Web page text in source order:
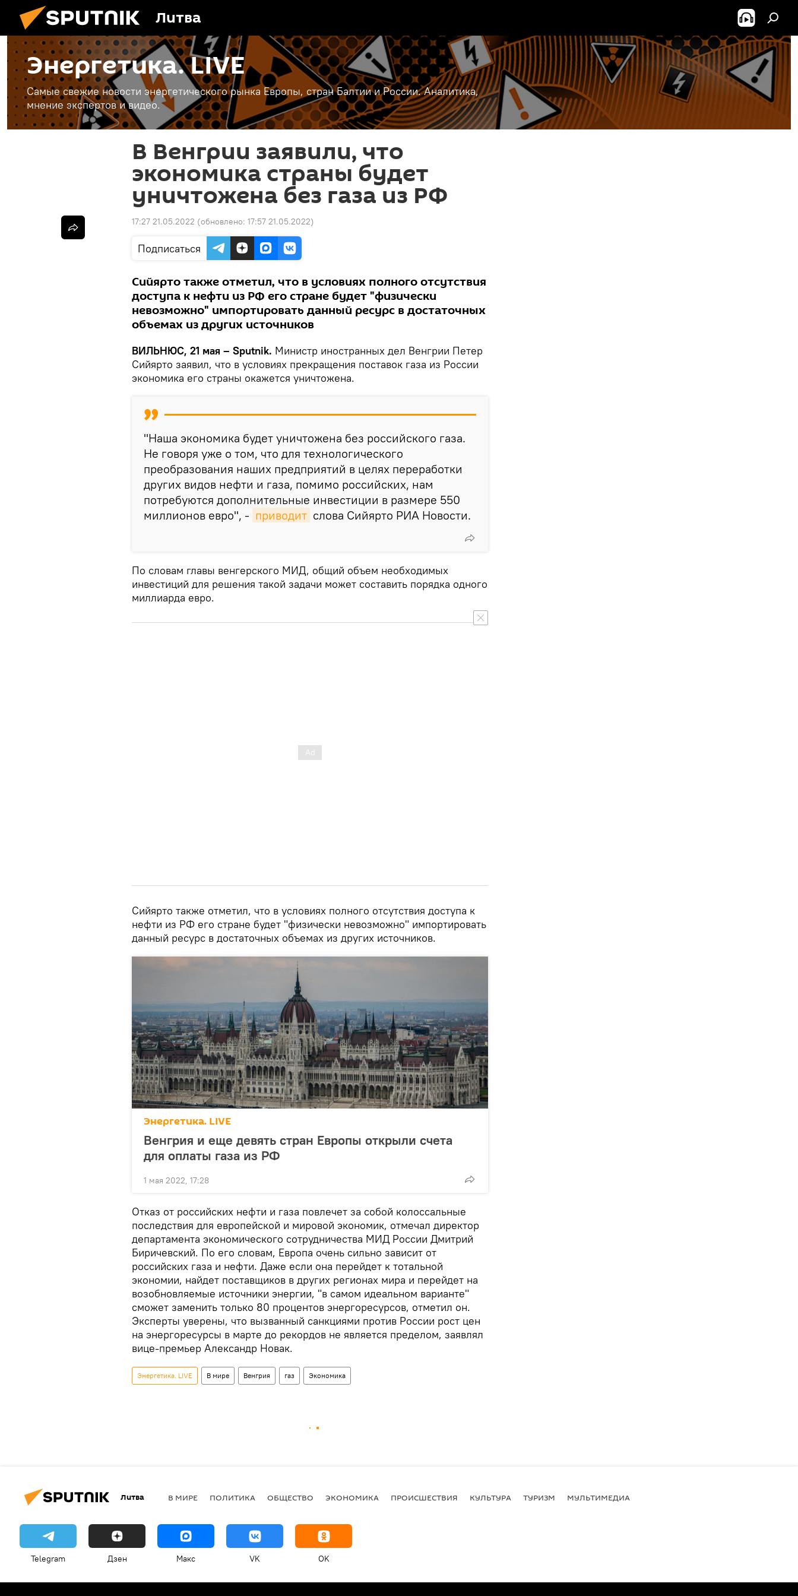
Литва
Энергетика. LIVE
Самые свежие новости энергетического рынка Европы, стран Балтии и России. Аналитика,
мнение экспертов и видео.
В Венгрии заявили, что
экономика страны будет
уничтожена без газа из РФ
17:27 21.05.2022 (обновлено: 17:57 21.05.2022)
Подписаться
Сийярто также отметил, что в условиях полного отсутствия
доступа к нефти из РФ его стране будет "физически
невозможно" импортировать данный ресурс в достаточных
объемах из других источников
ВИЛЬНЮС, 21 мая – Sputnik. Министр иностранных дел Венгрии Петер
Сийярто заявил, что в условиях прекращения поставок газа из России
экономика его страны окажется уничтожена.
"Наша экономика будет уничтожена без российского газа.
Не говоря уже о том, что для технологического
преобразования наших предприятий в целях переработки
других видов нефти и газа, помимо российских, нам
потребуются дополнительные инвестиции в размере 550
миллионов евро", - приводит слова Сийярто РИА Новости.
По словам главы венгерского МИД, общий объем необходимых
инвестиций для решения такой задачи может составить порядка одного
миллиарда евро.
Сийярто также отметил, что в условиях полного отсутствия доступа к
нефти из РФ его стране будет "физически невозможно" импортировать
данный ресурс в достаточных объемах из других источников.
Энергетика. LIVE
Венгрия и еще девять стран Европы открыли счета
для оплаты газа из РФ
1 мая 2022, 17:28
Отказ от российских нефти и газа повлечет за собой колоссальные
последствия для европейской и мировой экономик, отмечал директор
департамента экономического сотрудничества МИД России Дмитрий
Биричевский. По его словам, Европа очень сильно зависит от
российских газа и нефти. Даже если она перейдет к тотальной
экономии, найдет поставщиков в других регионах мира и перейдет на
возобновляемые источники энергии, "в самом идеальном варианте"
сможет заменить только 80 процентов энергоресурсов, отметил он.
Эксперты уверены, что вызванный санкциями против России рост цен
на энергоресурсы в марте до рекордов не является пределом, заявлял
вице-премьер Александр Новак.
Энергетика. LIVE В мире Венгрия газ Экономика
Литва В МИРЕ ПОЛИТИКА ОБЩЕСТВО ЭКОНОМИКА ПРОИСШЕСТВИЯ КУЛЬТУРА ТУРИЗМ МУЛЬТИМЕДИА
Telegram Дзен Макс VK OK